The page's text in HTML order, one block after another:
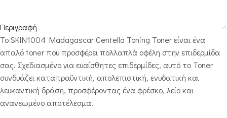
Περιγραφή
Το SKIN1004 Madagascar Centella Toning Toner είναι ένα
απαλό toner που προσφέρει πολλαπλά οφέλη στην επιδερμίδα
σας. Σχεδιασμένο για ευαίσθητες επιδερμίδες, αυτό το Toner
συνδυάζει καταπραϋντική, απολεπιστική, ενυδατική και
λευκαντική δράση, προσφέροντας ένα φρέσκο, λείο και
ανανεωμένο αποτέλεσμα.